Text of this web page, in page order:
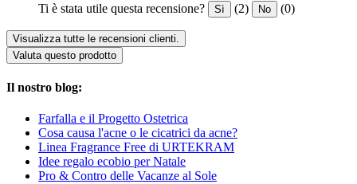
Ti è stata utile questa recensione? Sì (2) No (0)
Visualizza tutte le recensioni clienti.
Valuta questo prodotto
Il nostro blog:
Farfalla e il Progetto Ostetrica
Cosa causa l'acne o le cicatrici da acne?
Linea Fragrance Free di URTEKRAM
Idee regalo ecobio per Natale
Pro & Contro delle Vacanze al Sole